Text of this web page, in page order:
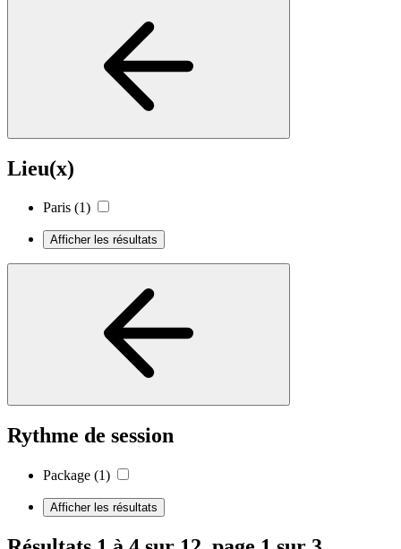
Lieu(x)
Paris (1)
Afficher les résultats
Rythme de session
Package (1)
Afficher les résultats